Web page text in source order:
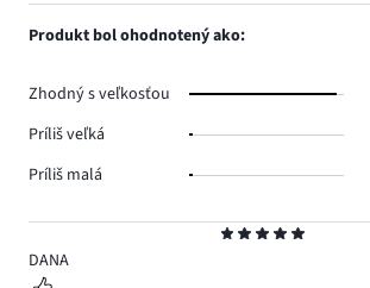
5
DANA
Produkt bol ohodnotený ako:
Zhodný s veľkosťou
Príliš veľká
Príliš malá